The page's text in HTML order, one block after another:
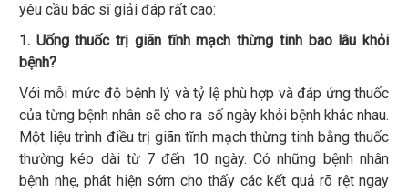
yêu cầu bác sĩ giải đáp rất cao:
1. Uống thuốc trị giãn tĩnh mạch thừng tinh bao lâu khỏi
bệnh?
Với mỗi mức độ bệnh lý và tỷ lệ phù hợp và đáp ứng thuốc
của từng bệnh nhân sẽ cho ra số ngày khỏi bệnh khác nhau.
Một liệu trình điều trị giãn tĩnh mạch thừng tinh bằng thuốc
thường kéo dài từ 7 đến 10 ngày. Có những bệnh nhân
bệnh nhẹ, phát hiện sớm cho thấy các kết quả rõ rệt ngay